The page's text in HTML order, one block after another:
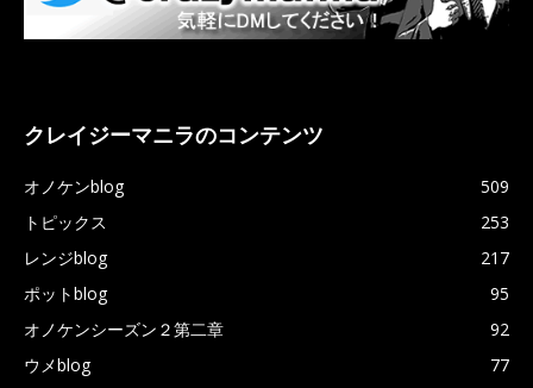
クレイジーマニラのコンテンツ
オノケンblog
509
トピックス
253
レンジblog
217
ポットblog
95
オノケンシーズン２第二章
92
ウメblog
77